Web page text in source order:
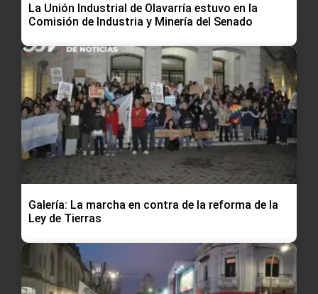
La Unión Industrial de Olavarría estuvo en la
Comisión de Industria y Minería del Senado
Galería: La marcha en contra de la reforma de la
Ley de Tierras